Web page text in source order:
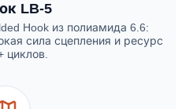
LB-5
Hook из полиамида 6.6:
сила сцепления и ресурс
циклов.